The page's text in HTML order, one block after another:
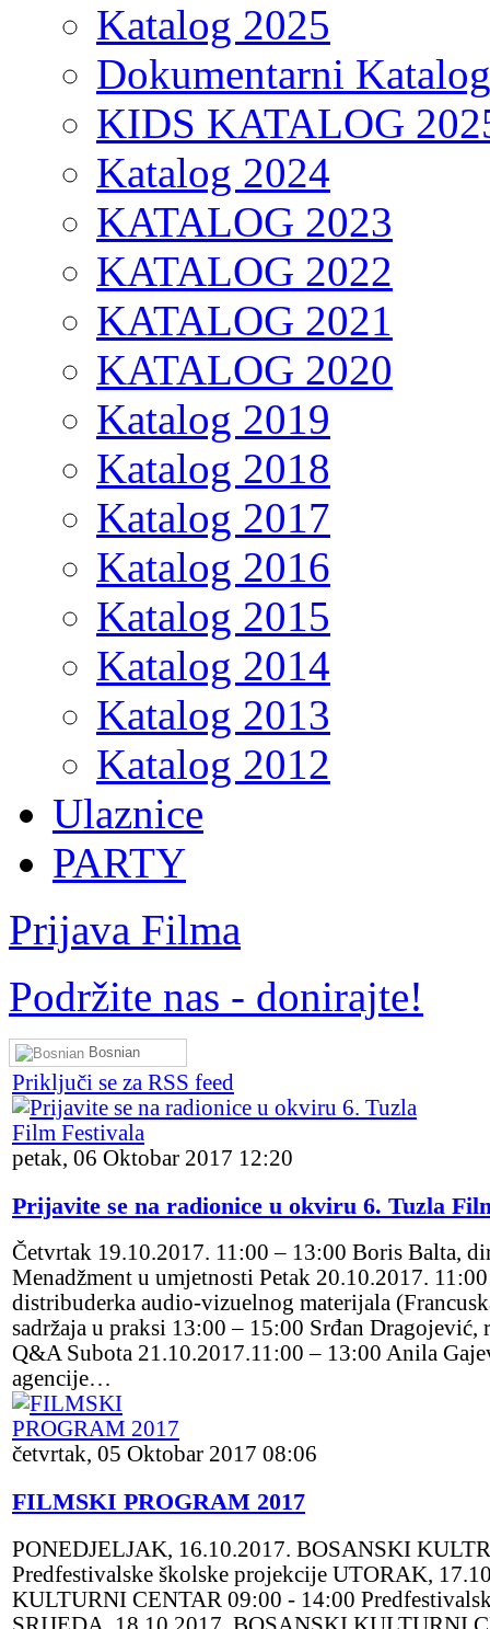
Katalog 2025
Dokumentarni Katalog
KIDS KATALOG
Katalog 2024
KATALOG 2023
KATALOG 2022
KATALOG 2021
KATALOG 2020
Katalog 2019
Katalog 2018
Katalog 2017
Katalog 2016
Katalog 2015
Katalog 2014
Katalog 2013
Katalog 2012
Ulaznice
PARTY
Prijava Filma
Podržite nas - donirajte!
Bosnian
Priključi se za RSS feed
petak, 06 Oktobar 2017 12:20
Prijavite se na radionice u okviru 6. Tuzla
Četvrtak 19.10.2017. 11:00 – 13:00 Boris Balta,
Menadžment u umjetnosti Petak 20.10.2017.
distribuderka audio-vizuelnog materijala
sadržaja u praksi 13:00 – 15:00 Srđan Dragojević,
Q&A Subota 21.10.2017.11:00 – 13:00 Anila
agencije…
četvrtak, 05 Oktobar 2017 08:06
FILMSKI PROGRAM 2017
PONEDJELJAK, 16.10.2017. BOSANSKI
Predfestivalske školske projekcije UTORAK,
KULTURNI CENTAR 09:00 - 14:00